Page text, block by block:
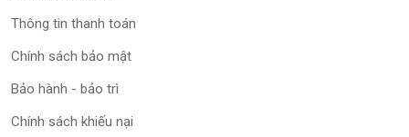
Thông tin thanh toán
Chính sách bảo mật
Bảo hành - bảo trì
Chính sách khiếu nại